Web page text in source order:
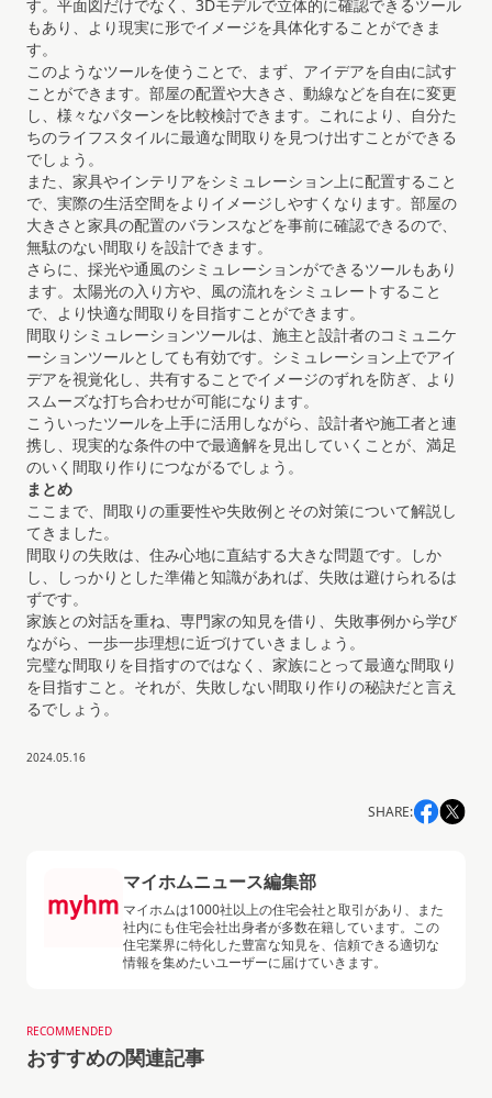
す。平面図だけでなく、3Dモデルで立体的に確認できるツール
もあり、より現実に形でイメージを具体化することができま
す。
このようなツールを使うことで、まず、アイデアを自由に試す
ことができます。部屋の配置や大きさ、動線などを自在に変更
し、様々なパターンを比較検討できます。これにより、自分た
ちのライフスタイルに最適な間取りを見つけ出すことができる
でしょう。
また、家具やインテリアをシミュレーション上に配置すること
で、実際の生活空間をよりイメージしやすくなります。部屋の
大きさと家具の配置のバランスなどを事前に確認できるので、
無駄のない間取りを設計できます。
さらに、採光や通風のシミュレーションができるツールもあり
ます。太陽光の入り方や、風の流れをシミュレートすること
で、より快適な間取りを目指すことができます。
間取りシミュレーションツールは、施主と設計者のコミュニケ
ーションツールとしても有効です。シミュレーション上でアイ
デアを視覚化し、共有することでイメージのずれを防ぎ、より
スムーズな打ち合わせが可能になります。
こういったツールを上手に活用しながら、設計者や施工者と連
携し、現実的な条件の中で最適解を見出していくことが、満足
のいく間取り作りにつながるでしょう。
まとめ
ここまで、間取りの重要性や失敗例とその対策について解説し
てきました。
間取りの失敗は、住み心地に直結する大きな問題です。しか
し、しっかりとした準備と知識があれば、失敗は避けられるは
ずです。
家族との対話を重ね、専門家の知見を借り、失敗事例から学び
ながら、一歩一歩理想に近づけていきましょう。
完璧な間取りを目指すのではなく、家族にとって最適な間取り
を目指すこと。それが、失敗しない間取り作りの秘訣だと言え
るでしょう。
2024.05.16
SHARE
マイホムニュース編集部
マイホムは1000社以上の住宅会社と取引があり、また
社内にも住宅会社出身者が多数在籍しています。この
住宅業界に特化した豊富な知見を、信頼できる適切な
情報を集めたいユーザーに届けていきます。
RECOMMENDED
おすすめの関連記事